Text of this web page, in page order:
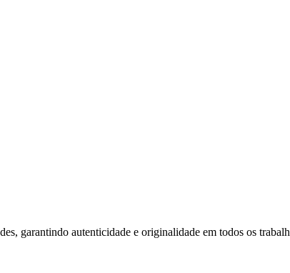
garantindo autenticidade e originalidade em todos os